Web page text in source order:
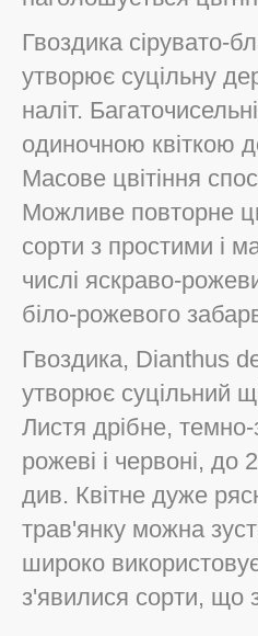
Гвоздика сірувато-
утворює суцільну
наліт.
одиночною квіткою
Масове цвітіння
Можливе повторне
сорти з простими і
числі яскраво-
біло-рожевого
Гвоздика, Dianthus
утворює суцільний
Листя дрібне,
рожеві і червоні,
див. Квітне дуже
трав'янку можна
широко
з'явилися сорти, що